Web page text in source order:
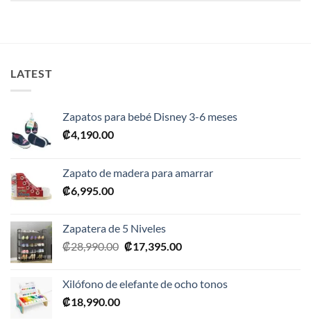
LATEST
Zapatos para bebé Disney 3-6 meses
₡4,190.00
Zapato de madera para amarrar
₡6,995.00
Zapatera de 5 Niveles
₡28,990.00 El
era:
₡17,395.00El
es:
Xilófono de elefante de ocho tonos
₡18,990.00